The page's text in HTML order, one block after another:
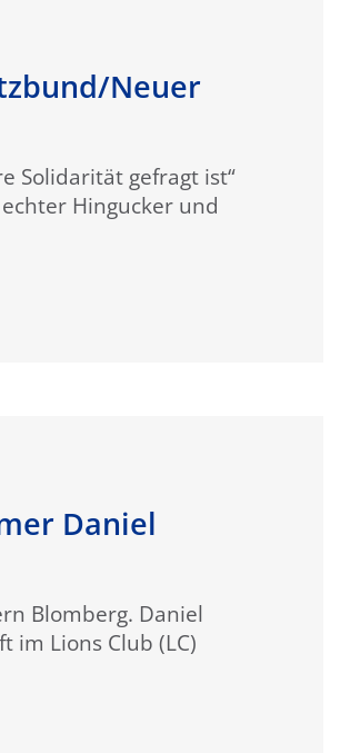
Neuer
Solidarität gefragt ist“
Hingucker und
Daniel
Blomberg. Daniel
im Lions Club (LC)